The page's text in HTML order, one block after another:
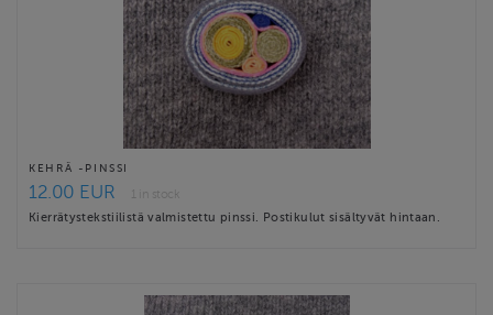
KEHRÄ -PINSSI
12.00 EUR
1 in stock
Kierrätystekstiilistä valmistettu pinssi. Postikulut sisältyvät hintaan.